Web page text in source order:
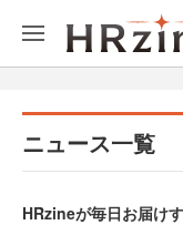
ニュース一覧
HRzineが毎日お届け